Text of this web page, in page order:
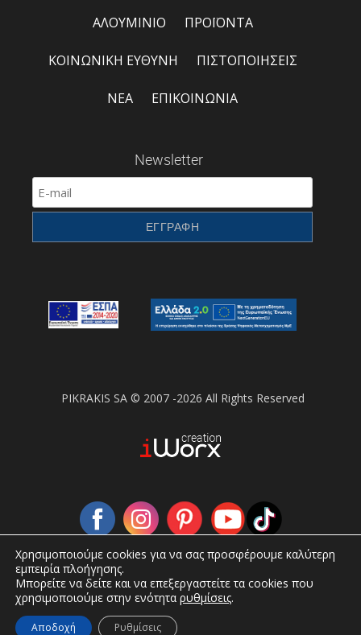
ΑΛΟΥΜΙΝΙΟ ΠΡΟΪΟΝΤΑ
ΚΟΙΝΩΝΙΚΗ ΕΥΘΥΝΗ ΠΙΣΤΟΠΟΙΗΣΕΙΣ
ΝΕΑ ΕΠΙΚΟΙΝΩΝΙΑ
Newsletter
PIKRAKIS SA © 2007 -2026 All Rights Reserved
Χρησιμοποιούμε cookies για να σας προσφέρουμε καλύτερη
εμπειρία πλοήγησης.
Μπορείτε να δείτε και να επεξεργαστείτε τα cookies που
χρησιμοποιούμε στην ενότητα ρυθμίσεις.
Αποδοχή Ρυθμίσεις